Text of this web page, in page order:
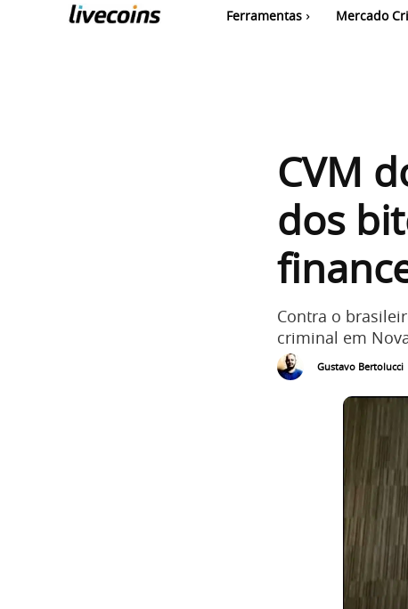
Ferramentas Mercado
CVM
dos
Contra o
criminal em
Gustavo Bertolucci